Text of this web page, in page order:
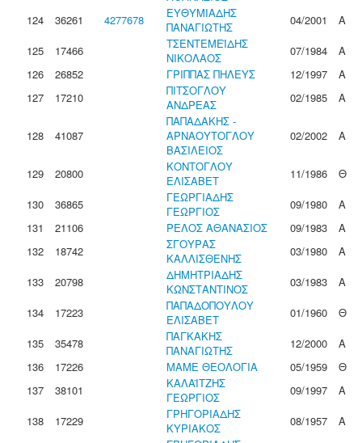
124
36261 4277678
ΕΥΘΥΜΙΑΔΗΣ
ΠΑΝΑΓΙΩΤΗΣ
04/2001
Α
125
17466
ΤΣΕΝΤΕΜΕΪΔΗΣ
ΝΙΚΟΛΑΟΣ
07/1984
Α
126
26852 ΓΡΙΠΠΑΣ ΠΗΛΕΥΣ 12/1997
Α
127
17210
ΠΙΤΣΟΓΛΟΥ
ΑΝΔΡΕΑΣ
02/1985 Α
128 41087
ΠΑΠΑΔΑΚΗΣ -
ΑΡΝΑΟΥΤΟΓΛΟΥ
ΒΑΣΙΛΕΙΟΣ
02/2002 Α
129 20800
ΚΟΝΤΟΓΛΟΥ
ΕΛΙΣΑΒΕΤ
11/1986
Θ
130
36865
ΓΕΩΡΓΙΑΔΗΣ
ΓΕΩΡΓΙΟΣ
09/1980
Α
131
21106 ΡΕΛΟΣ ΑΘΑΝΑΣΙΟΣ 09/1983
Α
132
18742
ΣΓΟΥΡΑΣ
ΚΑΛΛΙΣΘΕΝΗΣ
03/1980
Α
133
20798
ΔΗΜΗΤΡΙΑΔΗΣ
ΚΩΝΣΤΑΝΤΙΝΟΣ
03/1983
Α
134
17223
ΠΑΠΑΔΟΠΟΥΛΟΥ
ΕΛΙΣΑΒΕΤ
01/1960
Θ
135
35478
ΠΑΓΚΑΚΗΣ
ΠΑΝΑΓΙΩΤΗΣ
12/2000
Α
136
17226 ΜΑΜΕ ΘΕΟΛΟΓΙΑ 05/1959
Θ
137
38101
ΚΑΛΑΪΤΖΗΣ
ΓΕΩΡΓΙΟΣ
09/1997
Α
138
17229
ΓΡΗΓΟΡΙΑΔΗΣ
ΚΥΡΙΑΚΟΣ
08/1957
Α